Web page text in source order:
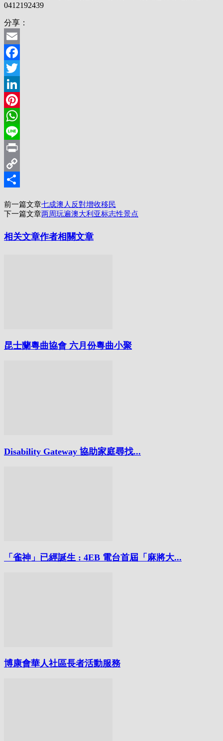
0412192439
分享：
Email
Facebook
Twitter
LinkedIn
Pinterest
WhatsApp
Line
Print
Copy
享
前一篇文章七成澳人反對增收移民
下一篇文章两周玩遍澳大利亚标志性景点
相关文章作者相關文章
昆士蘭粵曲協會 六月份粵曲小聚
Disability Gateway 協助家庭尋找...
「雀神」已經誕生 : 4EB 電台首屆「麻將大...
博康會華人社區長者活動服務